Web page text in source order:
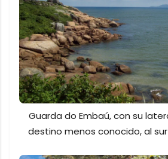
Guarda do Embaú, con su
destino menos conocido, al